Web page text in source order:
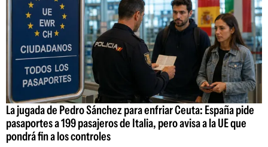
La jugada de Pedro Sánchez para enfriar Ceuta: España pide
pasaportes a 199 pasajeros de Italia, pero avisa a la UE que
pondrá fin a los controles